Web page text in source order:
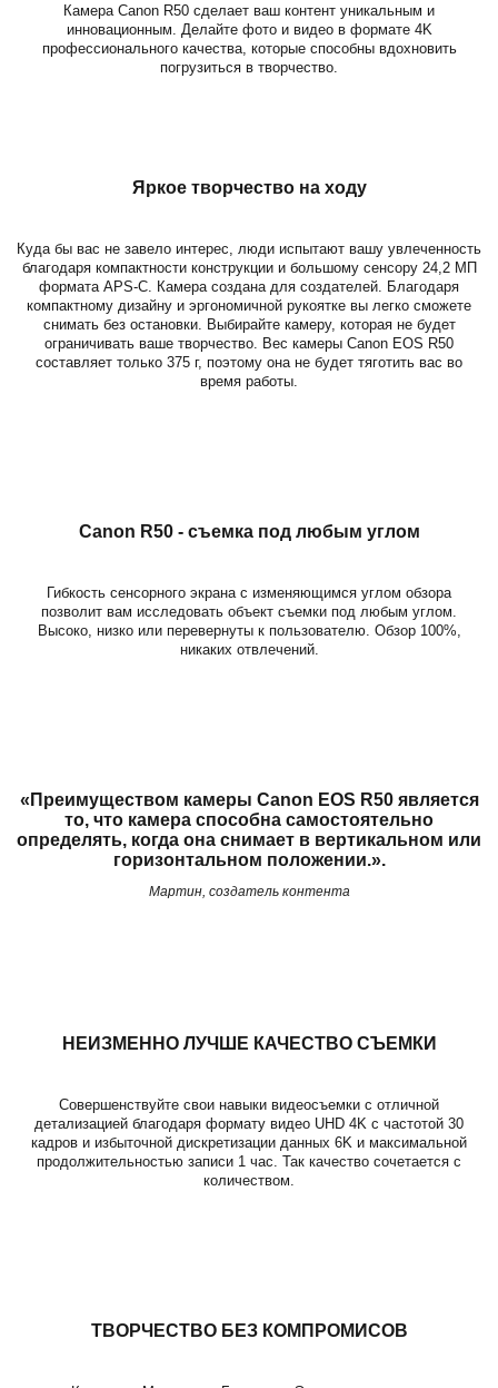
Камера Canon R50 сделает ваш контент уникальным и
инновационным. Делайте фото и видео в формате 4K
профессионального качества, которые способны вдохновить
погрузиться в творчество.
Яркое творчество на ходу
Куда бы вас не завело интерес, люди испытают вашу увлеченность
благодаря компактности конструкции и большому сенсору 24,2 МП
формата APS-C. Камера создана для создателей. Благодаря
компактному дизайну и эргономичной рукоятке вы легко сможете
снимать без остановки. Выбирайте камеру, которая не будет
ограничивать ваше творчество. Вес камеры Canon EOS R50
составляет только 375 г, поэтому она не будет тяготить вас во
время работы.
Canon R50 - съемка под любым углом
Гибкость сенсорного экрана с изменяющимся углом обзора
позволит вам исследовать объект съемки под любым углом.
Высоко, низко или перевернуты к пользователю. Обзор 100%,
никаких отвлечений.
«Преимуществом камеры Canon EOS R50 является
то, что камера способна самостоятельно
определять, когда она снимает в вертикальном или
горизонтальном положении.».
Мартин, создатель контента
НЕИЗМЕННО ЛУЧШЕ КАЧЕСТВО СЪЕМКИ
Совершенствуйте свои навыки видеосъемки с отличной
детализацией благодаря формату видео UHD 4K с частотой 30
кадров и избыточной дискретизации данных 6K и максимальной
продолжительностью записи 1 час. Так качество сочетается с
количеством.
ТВОРЧЕСТВО БЕЗ КОМПРОМИСОВ